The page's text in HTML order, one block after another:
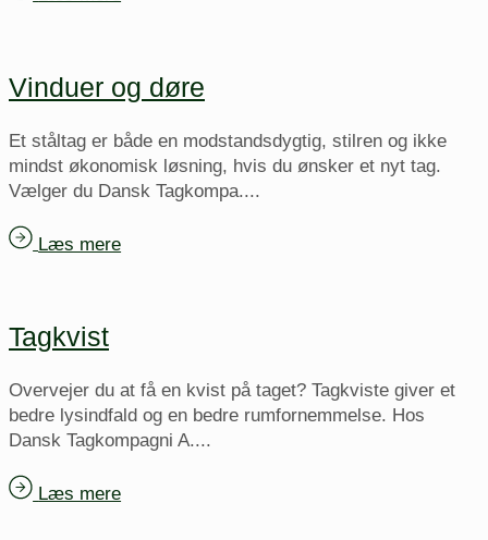
Vinduer og døre
Et ståltag er både en modstandsdygtig, stilren og ikke
mindst økonomisk løsning, hvis du ønsker et nyt tag.
Vælger du Dansk Tagkompa....
Læs mere
Tagkvist
Overvejer du at få en kvist på taget? Tagkviste giver et
bedre lysindfald og en bedre rumfornemmelse. Hos
Dansk Tagkompagni A....
Læs mere